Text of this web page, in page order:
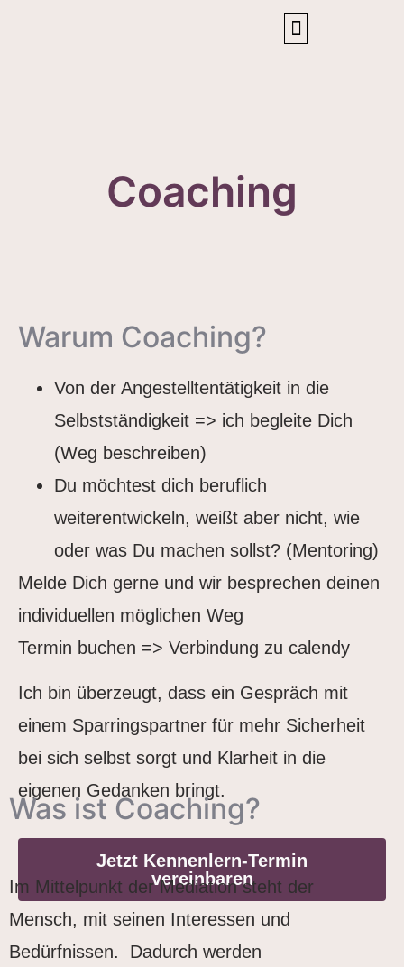
Coaching
Warum Coaching?
Von der Angestelltentätigkeit in die
Selbstständigkeit => ich begleite Dich
(Weg beschreiben)
Du möchtest dich beruflich
weiterentwickeln, weißt aber nicht, wie
oder was Du machen sollst? (Mentoring)
Melde Dich gerne und wir besprechen deinen
individuellen möglichen Weg
Termin buchen => Verbindung zu calendy
Ich bin überzeugt, dass ein Gespräch mit
einem Sparringspartner für mehr Sicherheit
bei sich selbst sorgt und Klarheit in die
eigenen Gedanken bringt.
Jetzt Kennenlern-Termin
vereinbaren
Was ist Coaching?
Im Mittelpunkt der Mediation steht der
Mensch, mit seinen Interessen und
Bedürfnissen. Dadurch werden